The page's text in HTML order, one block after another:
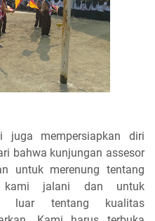
juga mempersiapkan diri
bahwa kunjungan assesor
untuk merenung tentang
kami jalani dan untuk
luar tentang kualitas